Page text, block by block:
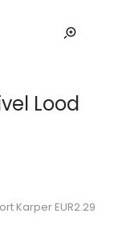
Lood
Karper EUR2.29